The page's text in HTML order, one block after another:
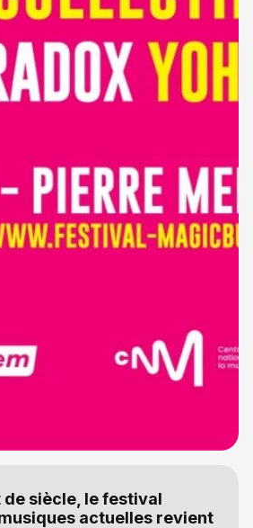
de siècle, le festival
actuelles revient